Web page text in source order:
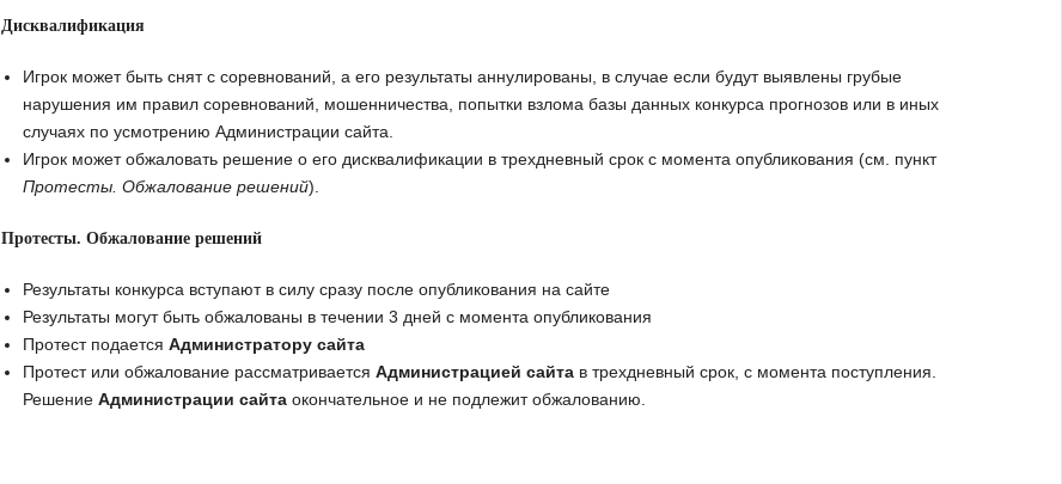
Дисквалификация
Игрок может быть снят с соревнований, а его результаты аннулированы, в случае если будут выявлены грубые
нарушения им правил соревнований, мошенничества, попытки взлома базы данных конкурса прогнозов или в иных
случаях по усмотрению Администрации сайта.
Игрок может обжаловать решение о его дисквалификации в трехдневный срок с момента опубликования (см. пункт
Протесты. Обжалование решений).
Протесты. Обжалование решений
Результаты конкурса вступают в силу сразу после опубликования на сайте
Результаты могут быть обжалованы в течении 3 дней с момента опубликования
Протест подается Администратору сайта
Протест или обжалование рассматривается Администрацией сайта в трехдневный срок, с момента поступления.
Решение Администрации сайта окончательное и не подлежит обжалованию.